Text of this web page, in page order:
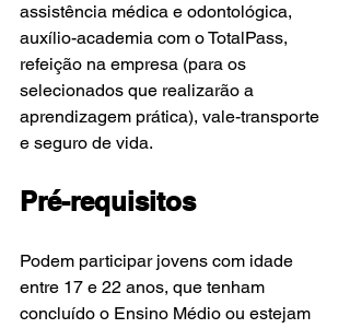
assistência médica e odontológica,
auxílio-academia com o TotalPass,
refeição na empresa (para os
selecionados que realizarão a
aprendizagem prática), vale-transporte
e seguro de vida.
Pré-requisitos
Podem participar jovens com idade
entre 17 e 22 anos, que tenham
concluído o Ensino Médio ou estejam